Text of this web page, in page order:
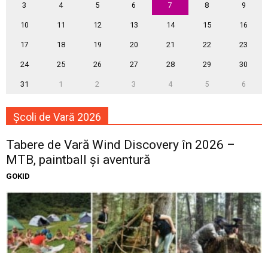
3 4 5 6 7 8 9
10 11 12 13 14 15 16
17 18 19 20 21 22 23
24 25 26 27 28 29 30
31 1 2 3 4 5 6
Școli de Vară 2026
Tabere de Vară Wind Discovery în 2026 –
MTB, paintball și aventură
GOKID